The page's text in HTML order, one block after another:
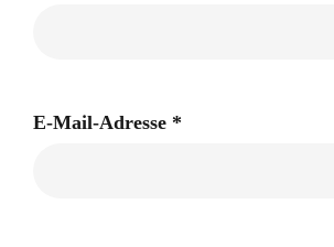
E-Mail-Adresse *